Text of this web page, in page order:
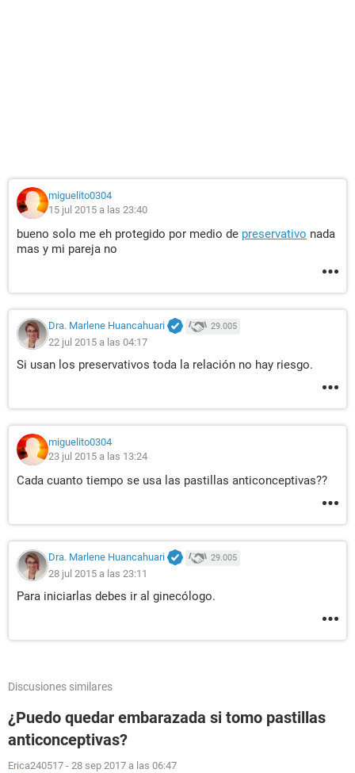
miguelito0304
15 jul 2015 a las 23:40
bueno solo me eh protegido por medio de preservativo nada
mas y mi pareja no
Dra. Marlene Huancahuari 29.005
22 jul 2015 a las 04:17
Si usan los preservativos toda la relación no hay riesgo.
miguelito0304
23 jul 2015 a las 13:24
Cada cuanto tiempo se usa las pastillas anticonceptivas??
Dra. Marlene Huancahuari 29.005
28 jul 2015 a las 23:11
Para iniciarlas debes ir al ginecólogo.
Discusiones similares
¿Puedo quedar embarazada si tomo pastillas
anticonceptivas?
Erica240517 - 28 sep 2017 a las 06:47